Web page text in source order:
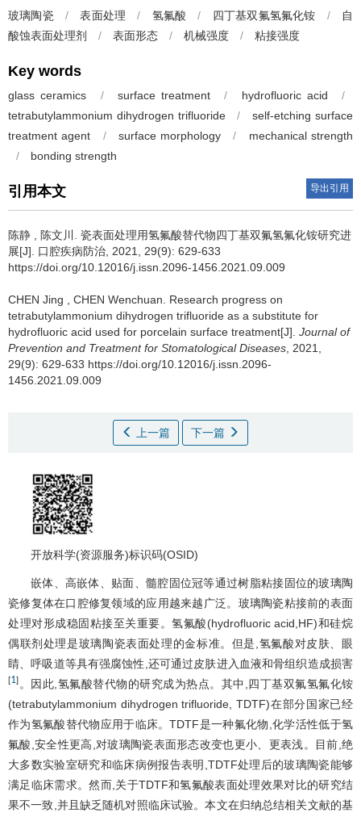
玻璃陶瓷 / 表面处理 / 氢氟酸 / 四丁基双氟氢氟化铵 /
自
酸蚀表面处理剂
/ 表面形态 / 机械强度 / 粘接强度
Key words
glass ceramics / surface treatment / hydrofluoric acid
/
tetrabutylammonium dihydrogen trifluoride
/
self-etching surface
treatment agent
/ surface morphology /
mechanical strength
/
bonding strength
引用本文 导出引用
陈静 陈文川
瓷表面处理用氢氟酸替代物四丁基双氟氢氟化铵研究进
展[J]. 口腔疾病防治, 2021, 29(9): 629-633
https://doi.org/10.12016/j.issn.2096-1456.2021.09.009
CHEN Jing CHEN Wenchuan
Research progress on
tetrabutylammonium dihydrogen trifluoride as a substitute for
hydrofluoric acid used for porcelain surface treatment[J]. Journal of
Prevention and Treatment for Stomatological Diseases , 2021,
29(9): 629-633 https://doi.org/10.12016/j.issn.2096-
1456.2021.09.009
上一篇 下一篇
开放科学(资源服务)标识码(OSID)
嵌体、高嵌体、贴面、髓腔固位冠等通过树脂粘接固位的玻璃陶
瓷修复体在口腔修复领域的应用越来越广泛。玻璃陶瓷粘接前的表面
处理对形成稳固粘接至关重要。氢氟酸(hydrofluoric acid,HF)和硅烷
偶联剂处理是玻璃陶瓷表面处理的金标准。但是,氢氟酸对皮肤、眼
睛、呼吸道等具有强腐蚀性,还可通过皮肤进入血液和骨组织造成损害
[1] 。因此,氢氟酸替代物的研究成为热点。其中,四丁基双氟氢氟化铵
(tetrabutylammonium dihydrogen trifluoride, TDTF)在部分国家已经
作为氢氟酸替代物应用于临床。TDTF是一种氟化物,化学活性低于氢
氟酸,安全性更高,对玻璃陶瓷表面形态改变也更小、更表浅。目前,绝
大多数实验室研究和临床病例报告表明,TDTF处理后的玻璃陶瓷能够
满足临床需求。然而,关于TDTF和氢氟酸表面处理效果对比的研究结
果不一致,并且缺乏随机对照临床试验。本文在归纳总结相关文献的基